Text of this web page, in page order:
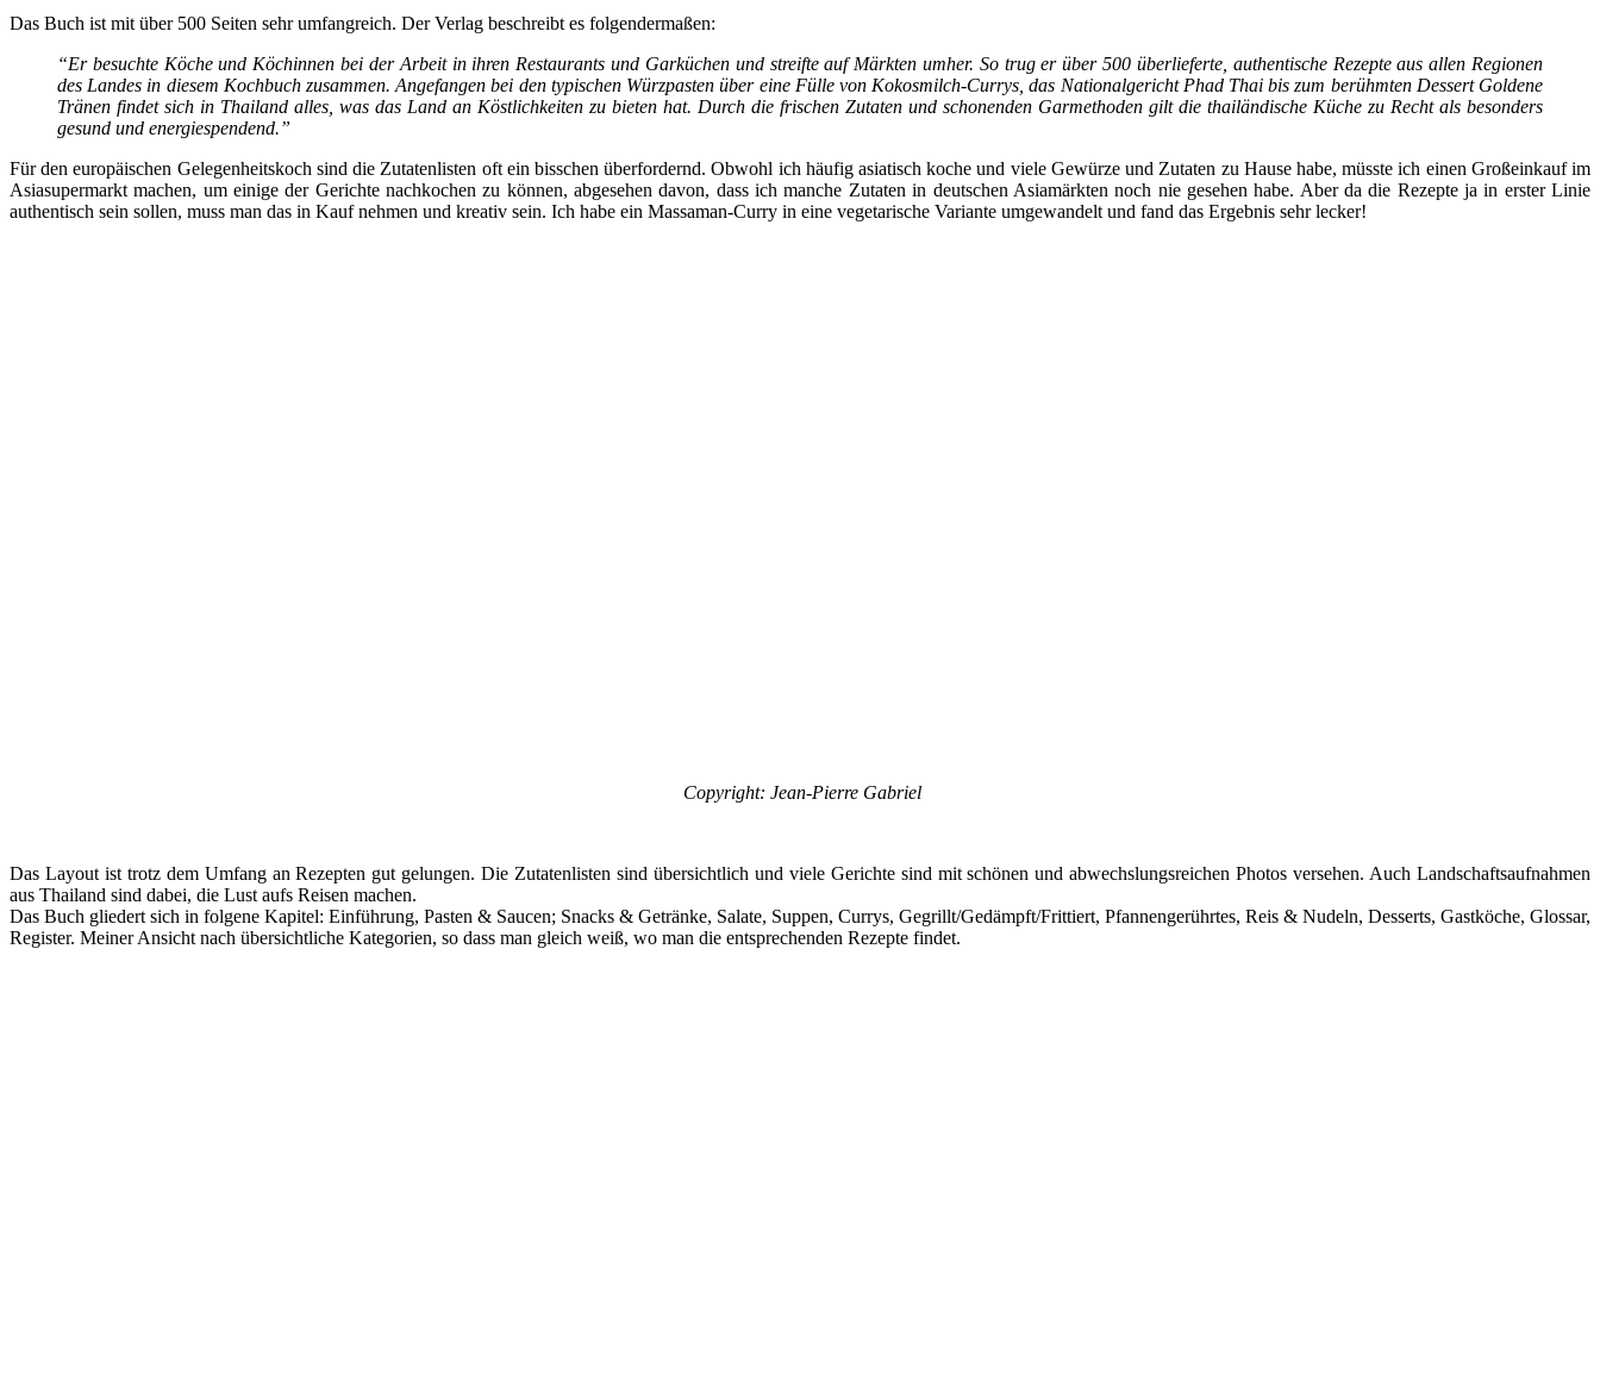
Das Buch ist mit über 500 Seiten sehr umfangreich. Der Verlag beschreibt es folgendermaßen:
“Er besuchte Köche und Köchinnen bei der Arbeit in ihren Restaurants und Garküchen und streifte auf Märkten umher. So trug er über 500 überlieferte, authentische Rezepte aus allen Regionen
des Landes in diesem Kochbuch zusammen. Angefangen bei den typischen Würzpasten über eine Fülle von Kokosmilch-Currys, das Nationalgericht Phad Thai bis zum berühmten Dessert Goldene
Tränen findet sich in Thailand alles, was das Land an Köstlichkeiten zu bieten hat. Durch die frischen Zutaten und schonenden Garmethoden gilt die thailändische Küche zu Recht als besonders
gesund und energiespendend.”
Für den europäischen Gelegenheitskoch sind die Zutatenlisten oft ein bisschen überfordernd. Obwohl ich häufig asiatisch koche und viele Gewürze und Zutaten zu Hause habe, müsste ich einen Großeinkauf im
Asiasupermarkt machen, um einige der Gerichte nachkochen zu können, abgesehen davon, dass ich manche Zutaten in deutschen Asiamärkten noch nie gesehen habe. Aber da die Rezepte ja in erster Linie
authentisch sein sollen, muss man das in Kauf nehmen und kreativ sein. Ich habe ein Massaman-Curry in eine vegetarische Variante umgewandelt und fand das Ergebnis sehr lecker!
Copyright: Jean-Pierre Gabriel
Das Layout ist trotz dem Umfang an Rezepten gut gelungen. Die Zutatenlisten sind übersichtlich und viele Gerichte sind mit schönen und abwechslungsreichen Photos versehen. Auch Landschaftsaufnahmen
aus Thailand sind dabei, die Lust aufs Reisen machen.
Das Buch gliedert sich in folgene Kapitel: Einführung, Pasten & Saucen; Snacks & Getränke, Salate, Suppen, Currys, Gegrillt/Gedämpft/Frittiert, Pfannengerührtes, Reis & Nudeln, Desserts, Gastköche, Glossar,
Register. Meiner Ansicht nach übersichtliche Kategorien, so dass man gleich weiß, wo man die entsprechenden Rezepte findet.